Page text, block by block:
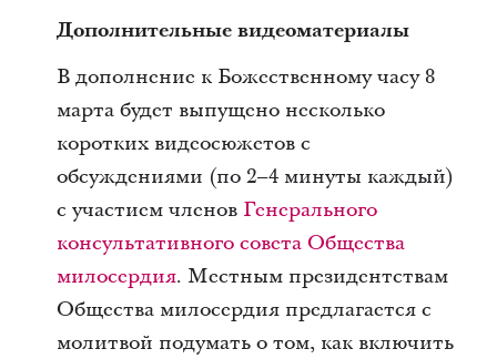
Дополнительные видеоматериалы
В дополнение к Божественному часу 8
марта будет выпущено несколько
коротких видеосюжетов с
обсуждениями (по 2–4 минуты каждый)
с участием членов Генерального
консультативного совета Общества
милосердия. Местным президентствам
Общества милосердия предлагается с
молитвой подумать о том, как включить